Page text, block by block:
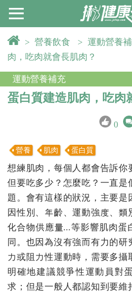
> 營養飲食 > 運動營養
肉，吃肉就會長肌肉？
運動營養補充
蛋白質建造肌肉，吃肉
0
營養 肌肉 蛋白質
想練肌肉，每個人都會告訴你
但要吃多少？怎麼吃？一直是
題。會有這樣的狀況，主要是
因性別、年齡、運動強度、類
化合物供應量...等影響肌肉蛋
同。也因為沒有強而有力的研
力或阻力性運動時，需要多攝
明確地建議競爭性運動員對
求；但是一般人都認知到要維